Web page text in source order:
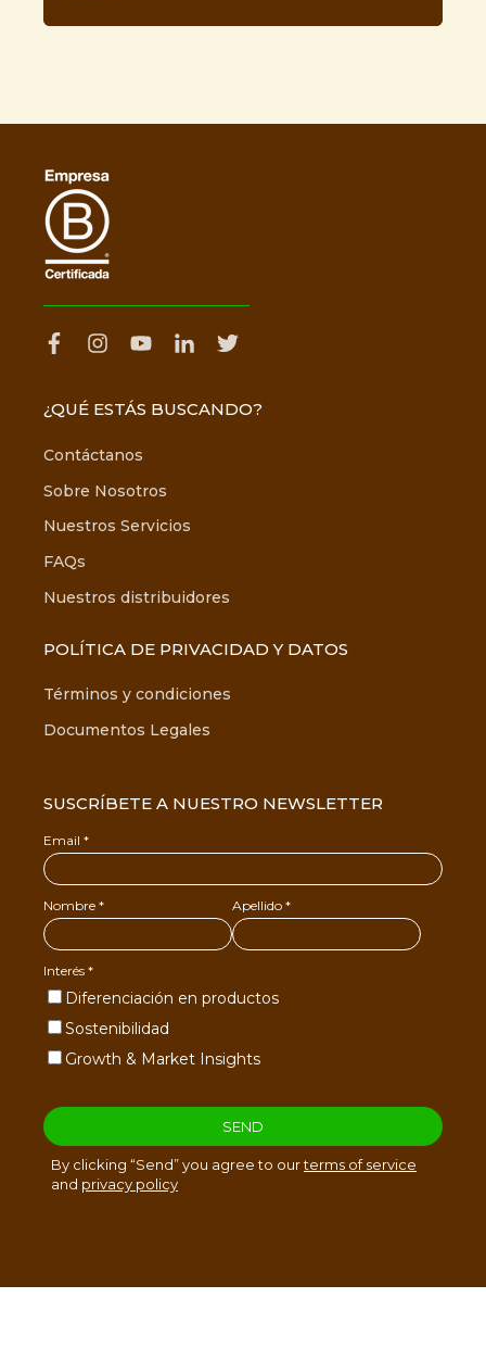
¿QUÉ ESTÁS BUSCANDO?
Contáctanos
Sobre Nosotros
Nuestros Servicios
FAQs
Nuestros distribuidores
POLÍTICA DE PRIVACIDAD Y DATOS
Términos y condiciones
Documentos Legales
SUSCRÍBETE A NUESTRO NEWSLETTER